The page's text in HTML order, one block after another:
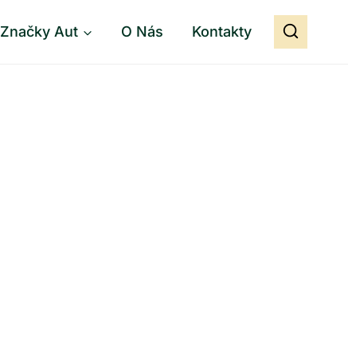
Značky Aut O Nás Kontakty